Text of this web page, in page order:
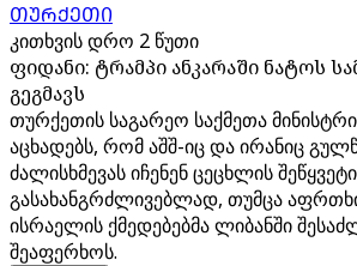
ᲗᲣᲠᲥᲔᲗᲘ
კითხვის დრო 2 წუთი
ფიდანი: ტრამპი ანკარაში ნატოს
გეგმავს
თურქეთის საგარეო საქმეთა
აცხადებს, რომ აშშ-იც და ირანიც
ძალისხმევას იჩენენ ცეცხლის
გასახანგრძლივებლად, თუმცა
ისრაელის ქმედებებმა ლიბანში
შეაფერხოს.